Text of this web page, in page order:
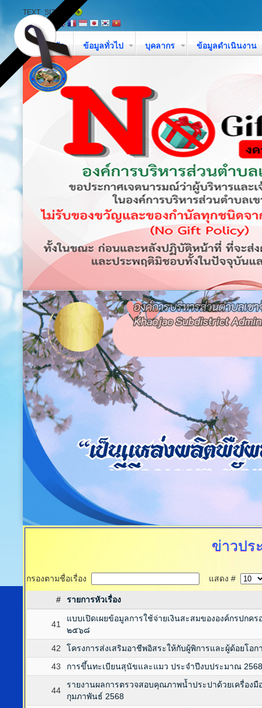
TEXT_SIZE
หน้าหลัก ข้อมูลทั่วไป บุคลากร ข้อมูลดำเนินงาน
ข่าวปร
กรองตามชื่อเรื่อง แสดง #
# รายการหัวเรื่อง
41
แบบเปิดเผยข้อมูลการใช้จ่ายเงินสะสมขององค์กรปกค
๒๕๖๘
42
โครงการส่งเสริมอาชีพอิสระให้กับผู้พิการและผู้ด้อยโอ
43
การขึ้นทะเบียนสุนัขและแมว ประจำปีงบประมาณ 2568
44
รายงานผลการตรวจสอบคุณภาพน้ำประปาด้วยเครื่องมื
กุมภาพันธ์ 2568